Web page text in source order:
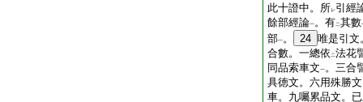
此十證中。所レ引經
餘部經論一。有二其數
部一。 24 唯是引文
合數。一總依 二法花
同品索車文一。三合
具徳文。六用殊勝
車。九囑累品文。